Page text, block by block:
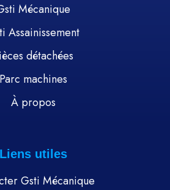
Mécanique
Assainissement
détachées
Parc machines
À propos
Liens utiles
Gsti Mécanique